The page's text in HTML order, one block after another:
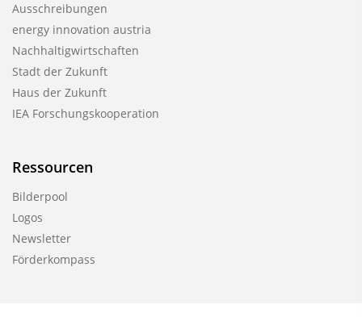
Ausschreibungen
energy innovation austria
Nachhaltigwirtschaften
Stadt der Zukunft
Haus der Zukunft
IEA Forschungskooperation
Ressourcen
Bilderpool
Logos
Newsletter
Förderkompass